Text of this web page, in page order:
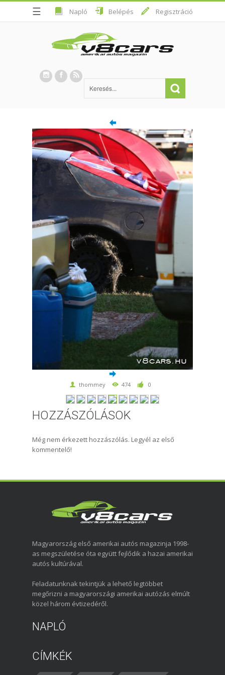
☰ Napló Belépés Regisztráció
thommey 474 0
HOZZÁSZÓLÁSOK
Még nem érkezett hozzászólás. Legyél az első
kommentelő!
Magyarország első amerikai autós magazinja 1998-
as megszületése óta együtt fejlődik a hazai amerikai
autós kultúrával.
Feladatunknak tekintjük a lehető legtöbbet
megőrizni a magyarországi amerikai autózás elmúlt
közel három évtizedéről.
NAPLÓ
CÍMKÉK